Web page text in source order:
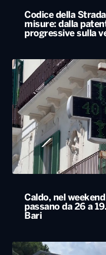
Codice della
misure: dalla
progressive sulla
Caldo, nel
passano da 26 a
Bari